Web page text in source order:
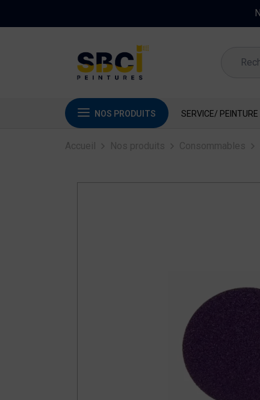
NOS PRODUITS SERVICE/ PEINTURE
Accueil Nos produits Consommables